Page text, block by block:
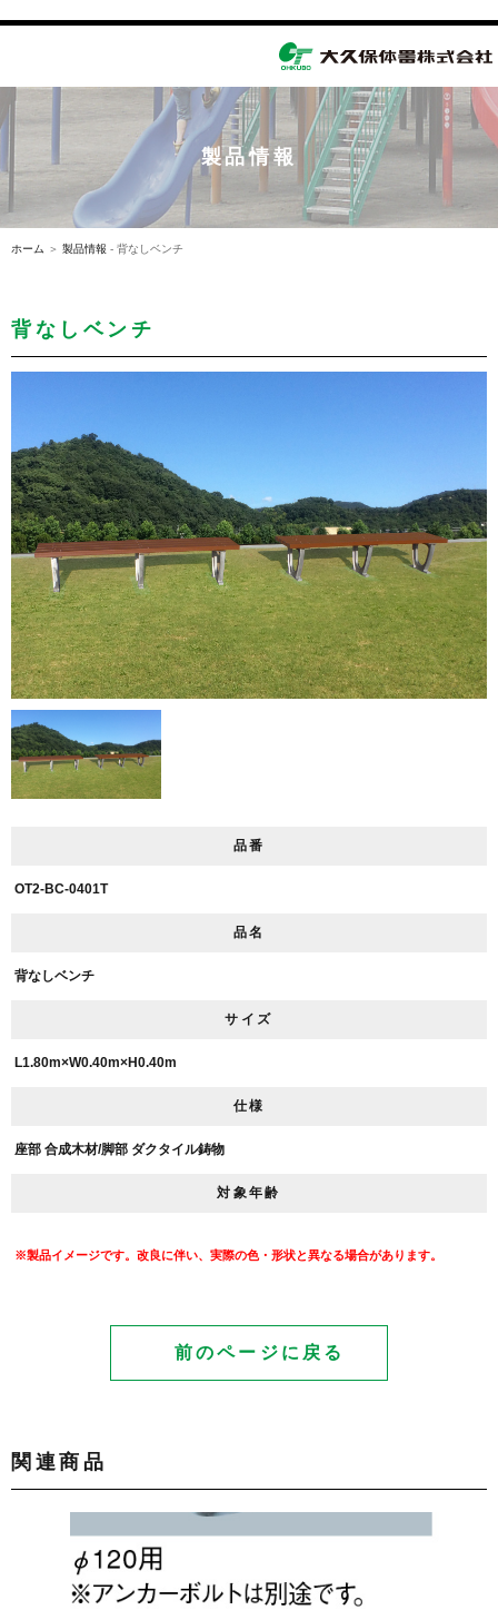
navigation
製品情報
ホーム ＞ 製品情報 - 背なしベンチ
背なしベンチ
品番
OT2-BC-0401T
品名
背なしベンチ
サイズ
L1.80m×W0.40m×H0.40m
仕様
座部 合成木材/脚部 ダクタイル鋳物
対象年齢
※製品イメージです。改良に伴い、実際の色・形状と異なる場合があります。
前のページに戻る
関連商品